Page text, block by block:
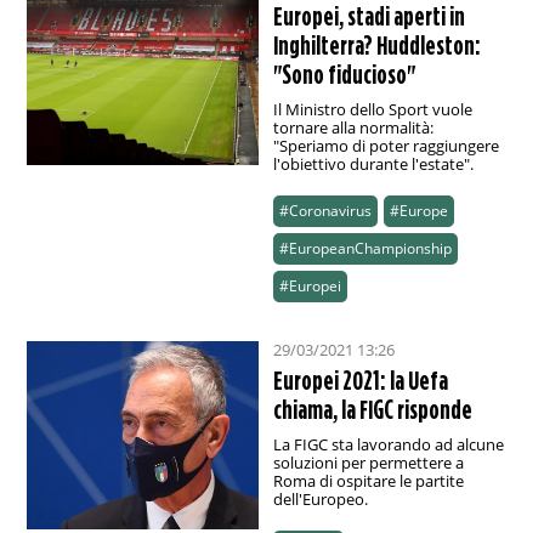
Europei, stadi aperti in
Inghilterra? Huddleston:
"Sono fiducioso"
Il Ministro dello Sport vuole
tornare alla normalità:
"Speriamo di poter raggiungere
l'obiettivo durante l'estate".
#Coronavirus
#Europe
#EuropeanChampionship
#Europei
29/03/2021 13:26
Europei 2021: la Uefa
chiama, la FIGC risponde
La FIGC sta lavorando ad alcune
soluzioni per permettere a
Roma di ospitare le partite
dell'Europeo.